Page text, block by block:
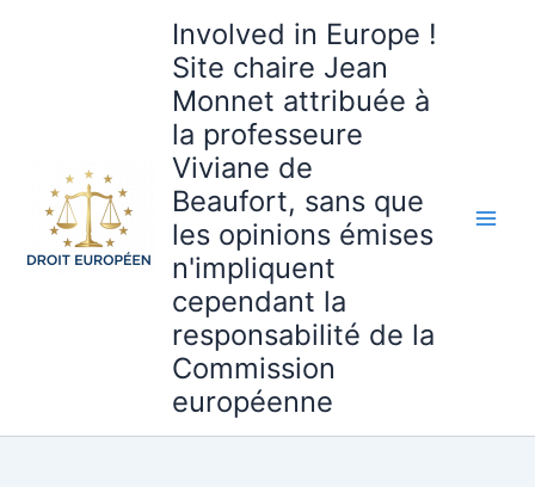
Involved in Europe !
Site chaire Jean
Monnet attribuée à
la professeure
Viviane de
Beaufort, sans que
les opinions émises
n'impliquent
cependant la
responsabilité de la
Commission
européenne